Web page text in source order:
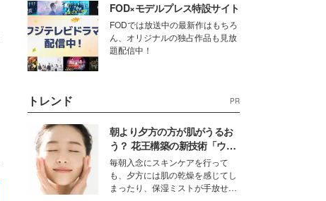
FOD×モデルプレス特設サイト
FODでは放送中の最新作はもちろ
ん、オリジナルの独占作品も見放
題配信中！
トレンド PR
朝より夕方の方が肌がうるお
う？ 花王構築の新技術「ウォ
ーターキャプチャリングスキ
ン（捕水肌）」がスキンケア
の常識を変える予感
毎朝入念にスキンケアを行って
も、夕方には肌の乾燥を感じてし
まったり、保湿ミストが手放せな